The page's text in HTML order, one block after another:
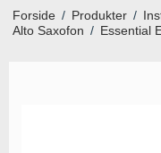
Forside / Produkter /
Alto Saxofon / Essential